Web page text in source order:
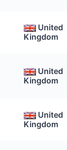
United
Kingdom
United
Kingdom
United
Kingdom